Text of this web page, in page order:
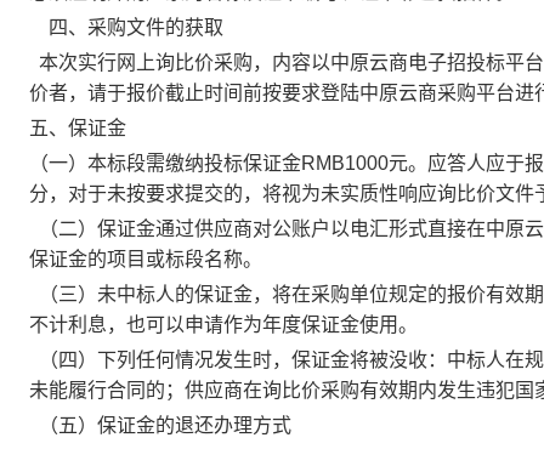
四、采购文件的获取
本次实行网上询比价采购，内容以中原云商电子招投标平
价者，请于报价截止时间前按要求登陆中原云商采购平台进
五、保证金
（一）本标段需缴纳投标保证金RMB1000元。应答人应于
分，对于未按要求提交的，将视为未实质性响应询比价文
（二）保证金通过供应商对公账户以电汇形式直接在中原
保证金的项目或标段名称。
（三）未中标人的保证金，将在采购单位规定的报价有效
不计利息，也可以申请作为年度保证金使用。
（四）下列任何情况发生时，保证金将被没收：中标人在
未能履行合同的；供应商在询比价采购有效期内发生违犯
（五）保证金的退还办理方式